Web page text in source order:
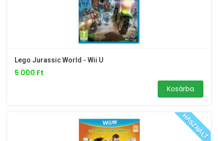
Lego Jurassic World - Wii U
5 000 Ft
Kosárba
HASZNÁLT